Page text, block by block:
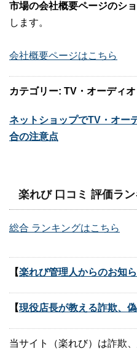
市場の会社概要ページのシ
します。
会社概要ページはこちら
カテゴリー: TV・オーディ
ネットショップでTV・オー
合の注意点
楽れび 口コミ 評価ラ
総合 ランキングはこちら
【楽れび管理人からのお知
【現役店長が教える詐欺、
当サイト（楽れび）は詐欺